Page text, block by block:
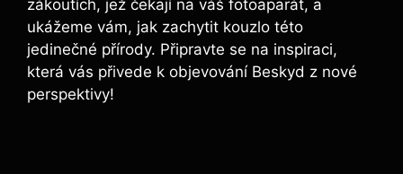
zákoutích, jež čekají na váš fotoaparát, a‍
ukážeme vám, jak⁢ zachytit ⁢kouzlo ⁣této
jedinečné přírody. Připravte se na inspiraci,
která ⁢vás‌ přivede k objevování Beskyd z nové
perspektivy!